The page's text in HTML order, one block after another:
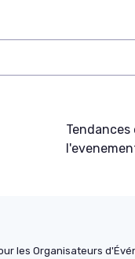
les Organisateurs